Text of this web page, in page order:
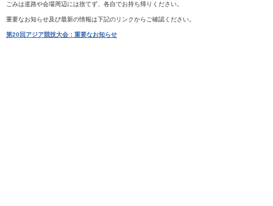
ごみは道路や会場周辺には捨てず、各自でお持ち帰りください。​
重要なお知らせ及び最新の情報は下記のリンクからご確認ください。
第20回アジア競技大会：重要なお知らせ